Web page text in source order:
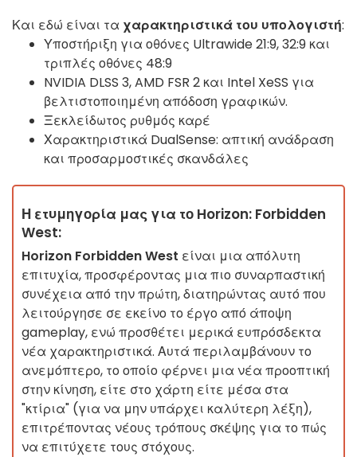
Και εδώ είναι τα χαρακτηριστικά του υπολογιστή:
Υποστήριξη για οθόνες Ultrawide 21:9, 32:9 και
τριπλές οθόνες 48:9
NVIDIA DLSS 3, AMD FSR 2 και Intel XeSS για
βελτιστοποιημένη απόδοση γραφικών.
Ξεκλείδωτος ρυθμός καρέ
Χαρακτηριστικά DualSense: απτική ανάδραση
και προσαρμοστικές σκανδάλες
Η ετυμηγορία μας για το Horizon: Forbidden
West:
Horizon Forbidden West είναι μια απόλυτη
επιτυχία, προσφέροντας μια πιο συναρπαστική
συνέχεια από την πρώτη, διατηρώντας αυτό που
λειτούργησε σε εκείνο το έργο από άποψη
gameplay, ενώ προσθέτει μερικά ευπρόσδεκτα
νέα χαρακτηριστικά. Αυτά περιλαμβάνουν το
ανεμόπτερο, το οποίο φέρνει μια νέα προοπτική
στην κίνηση, είτε στο χάρτη είτε μέσα στα
"κτίρια" (για να μην υπάρχει καλύτερη λέξη),
επιτρέποντας νέους τρόπους σκέψης για το πώς
να επιτύχετε τους στόχους.